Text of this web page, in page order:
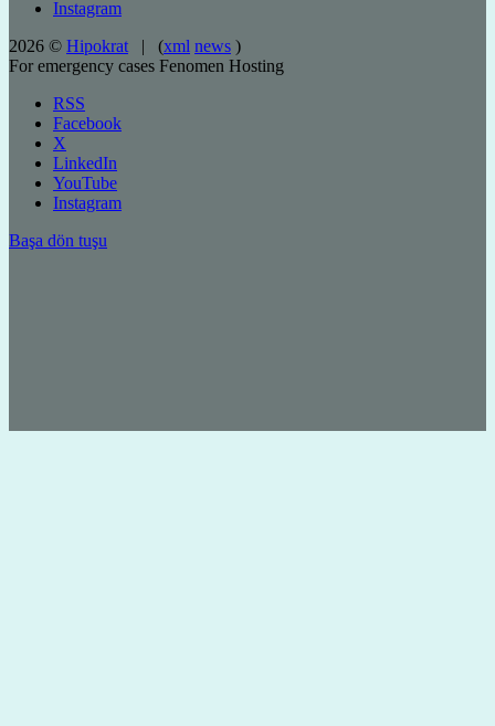
Instagram
2026 © Hipokrat | (xml news )
For emergency cases Fenomen Hosting
RSS
Facebook
X
LinkedIn
YouTube
Instagram
Başa dön tuşu